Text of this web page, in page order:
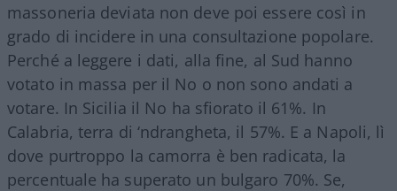
massoneria deviata non deve poi essere così in
grado di incidere in una consultazione popolare.
Perché a leggere i dati, alla fine, al Sud hanno
votato in massa per il No o non sono andati a
votare. In Sicilia il No ha sfiorato il 61%. In
Calabria, terra di ‘ndrangheta, il 57%. E a Napoli, lì
dove purtroppo la camorra è ben radicata, la
percentuale ha superato un bulgaro 70%. Se,